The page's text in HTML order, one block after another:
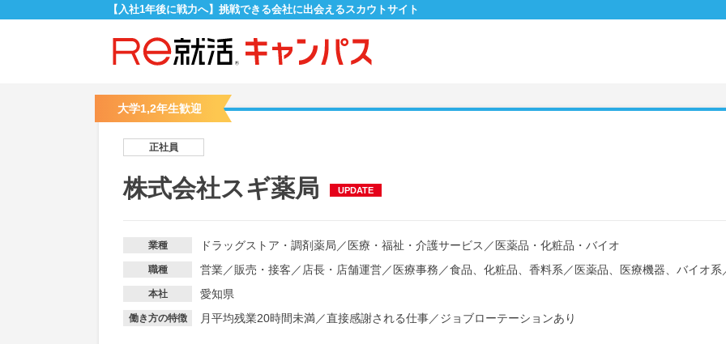
【入社1年後に戦力へ】挑戦できる会社に出会えるスカウトサイト
大学1,2年生歓迎
正社員
株式会社スギ薬局 UPDATE
業種 ドラッグストア・調剤薬局 ／ 医療・福祉・介護サービス ／ 医薬品・化粧品・バイオ
職種 営業／販売・接客 ／ 店長・店舗運営／ 医療事務 ／食品、化粧品、香料系 ／ 医薬品、医療機器、バイオ系
本社 愛知県
働き方の特徴 月平均残業20時間未満／直接感謝される仕事／ジョブローテーションあり